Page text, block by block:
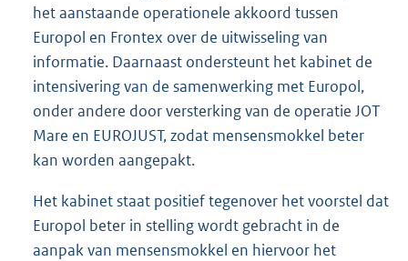
het aanstaande operationele akkoord tussen
Europol en Frontex over de uitwisseling van
informatie. Daarnaast ondersteunt het kabinet de
intensivering van de samenwerking met Europol,
onder andere door versterking van de operatie JOT
Mare en EUROJUST, zodat mensensmokkel beter
kan worden aangepakt.
Het kabinet staat positief tegenover het voorstel dat
Europol beter in stelling wordt gebracht in de
aanpak van mensensmokkel en hiervoor het